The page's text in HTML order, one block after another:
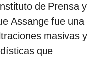
de Prensa y
Assange fue una
masivas y
que